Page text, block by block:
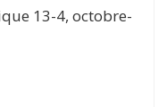
13-4, octobre-